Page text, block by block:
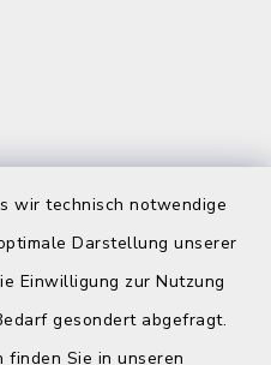
wir technisch notwendige
Darstellung unserer
Einwilligung zur Nutzung
gesondert abgefragt.
finden Sie in unseren